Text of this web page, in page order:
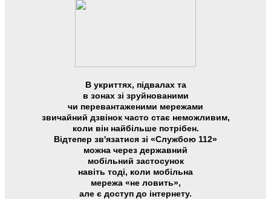
В укриттях, підвалах та
в зонах зі зруйнованими
чи перевантаженими мережами
звичайний дзвінок часто стає неможливим,
коли він найбільше потрібен.
Відтепер зв'язатися зі «Службою 112»
можна через державний
мобільний застосунок
навіть тоді, коли мобільна
мережа «не ловить»,
але є доступ до інтернету.